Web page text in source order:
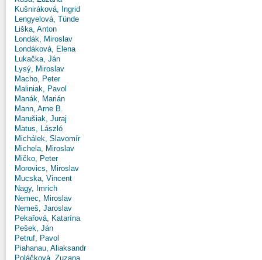
Kušniráková, Ingrid
Lengyelová, Tünde
Liška, Anton
Londák, Miroslav
Londáková, Elena
Lukačka, Ján
Lysý, Miroslav
Macho, Peter
Maliniak, Pavol
Manák, Marián
Mann, Arne B.
Marušiak, Juraj
Matus, László
Michálek, Slavomír
Michela, Miroslav
Mičko, Peter
Morovics, Miroslav
Mucska, Vincent
Nagy, Imrich
Nemec, Miroslav
Nemeš, Jaroslav
Pekařová, Katarína
Pešek, Ján
Petruf, Pavol
Piahanau, Aliaksandr
Poláčková, Zuzana